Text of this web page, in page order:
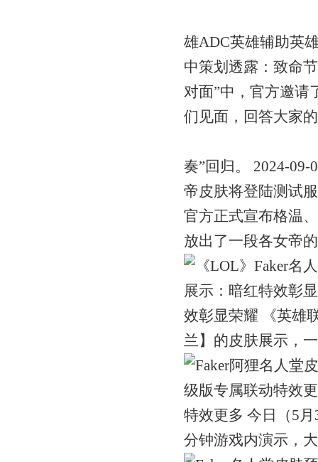
雄ADC英雄辅助英
中策划透露：致命
对面”中，官方邀请
们见面，回答大家
奏”回归。 2024-09-
帝皮肤将登陆测试
官方正式宣布格温
放出了一段各女帝
效彰显荣耀 《英雄
兰】的皮肤展示，
特效更多 今日（5
分钟游戏内演示，